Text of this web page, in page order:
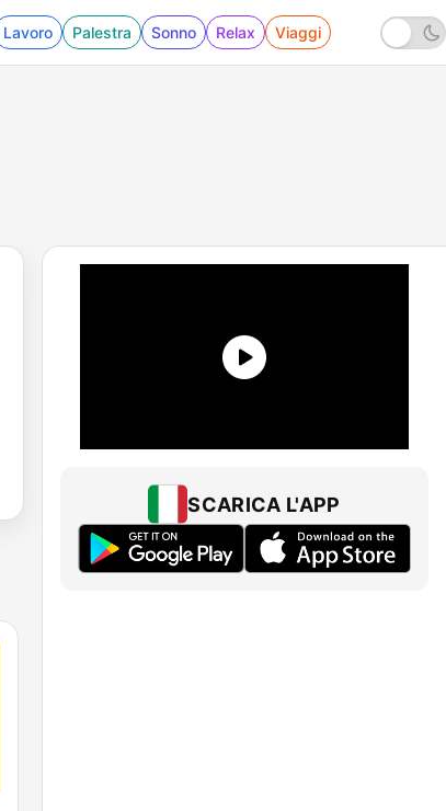
Lavoro Palestra Sonno Relax Viaggi
SCARICA L'APP